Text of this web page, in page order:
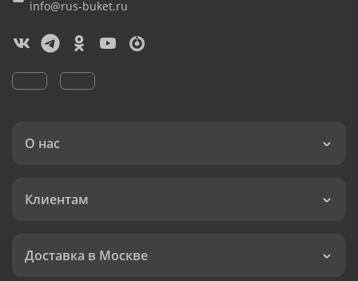
info@rus-buket.ru
О нас
Клиентам
Доставка в Москве